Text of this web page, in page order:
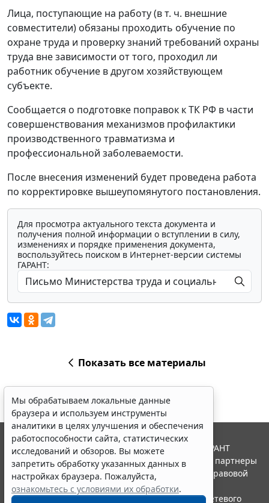
Лица, поступающие на работу (в т. ч. внешние
совместители) обязаны проходить обучение по
охране труда и проверку знаний требований охраны
труда вне зависимости от того, проходил ли
работник обучение в другом хозяйствующем
субъекте.
Сообщается о подготовке поправок к ТК РФ в части
совершенствования механизмов профилактики
производственного травматизма и
профессиональной заболеваемости.
После внесения изменений будет проведена работа
по корректировке вышеупомянутого постановления.
Для просмотра актуального текста документа и
получения полной информации о вступлении в силу,
изменениях и порядке применения документа,
воспользуйтесь поиском в Интернет-версии системы
ГАРАНТ:
Показать все материалы
Мы обрабатываем локальные данные
браузера и используем инструменты
аналитики в целях улучшения и обеспечения
работоспособности сайта, статистических
исследований и обзоров. Вы можете
запретить обработку указанных данных в
настройках браузера. Пожалуйста,
ознакомьтесь с условиями их обработки.
© ООО "НПП "ГАРАНТ-СЕРВИС", 2026. Система ГАРАНТ
выпускается с 1990 года. Компания "Гарант" и ее партнеры
являются участниками Российской ассоциации правовой
информации ГАРАНТ.
Портал ГАРАНТ.РУ зарегистрирован в качестве сетевого